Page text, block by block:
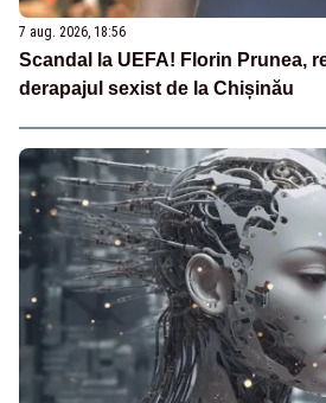
7 aug. 2026, 18:56
Scandal la UEFA! Florin Prunea,
derapajul sexist de la Chișinău